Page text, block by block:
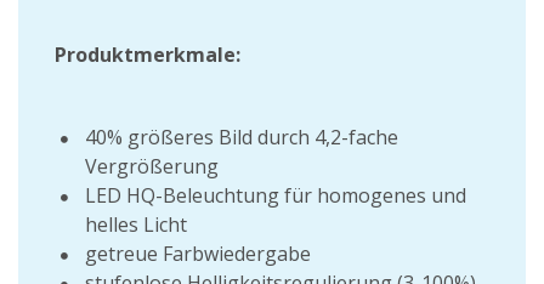
Produktmerkmale:
40% größeres Bild durch 4,2-fache
Vergrößerung
LED HQ-Beleuchtung für homogenes und
helles Licht
getreue Farbwiedergabe